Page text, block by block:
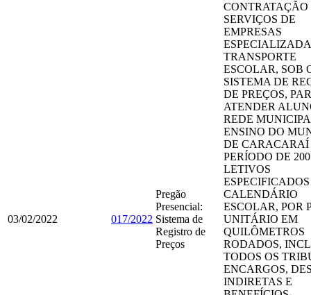
03/02/2022 017/2022
Pregão
Presencial:
Sistema de
Registro de
Preços
CONTRATAÇÃO
SERVIÇOS DE
EMPRESAS
TRANSPORTE
ESCOLAR, SOB
SISTEMA DE
DE PREÇOS,
ATENDER
REDE
ENSINO DO
DE CARACARAÍ
PERÍODO DE
LETIVOS
CALENDÁRIO
ESCOLAR, POR
UNITÁRIO EM
QUILÔMETROS
RODADOS,
TODOS OS
ENCARGOS,
INDIRETAS E